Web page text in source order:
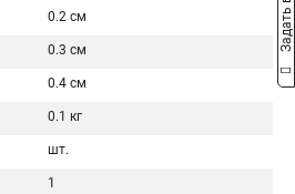
0.2 см
0.3 см
0.4 см
0.1 кг
шт.
1